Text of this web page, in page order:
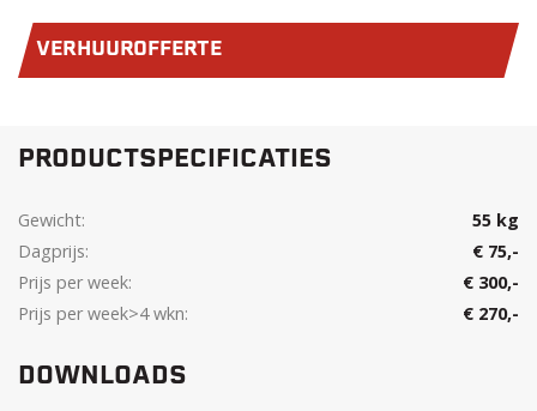
VERHUUROFFERTE
PRODUCTSPECIFICATIES
Gewicht:
55 kg
Dagprijs:
€ 75,-
Prijs per week:
€ 300,-
Prijs per week>4 wkn:
€ 270,-
DOWNLOADS